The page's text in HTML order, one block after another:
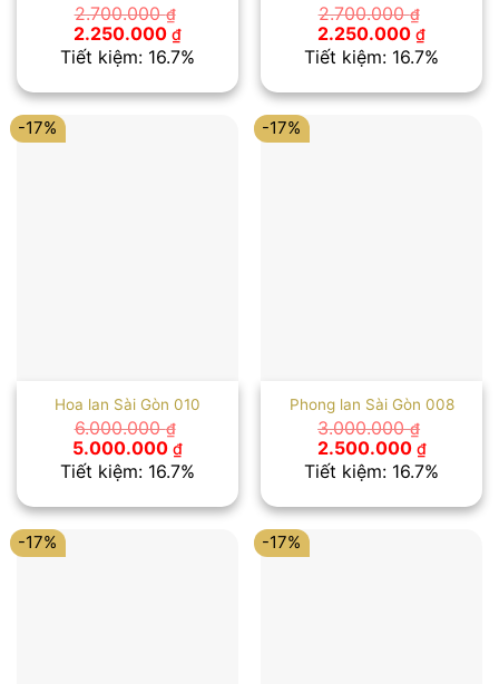
2.700.000₫
Giá
gốc
là:
2.250.000 ₫Giá
hiện
tại
2.250.000 ₫.
Tiết kiệm: 16.7%
2.700.000₫
Giá
gốc
là:
2.250.000 ₫Giá
hiện
tại
Tiết kiệm: 16.7%
-17%
Hoa lan Sài Gòn 010
6.000.000₫
Giá
gốc
là:
5.000.000 ₫Giá
hiện
tại
5.000.000 ₫.
Tiết kiệm: 16.7%
-17%
Phong lan Sài Gòn 008
3.000.000₫
Giá
gốc
là:
2.500.000 ₫Giá
hiện
tại
Tiết kiệm: 16.7%
-17% -17%